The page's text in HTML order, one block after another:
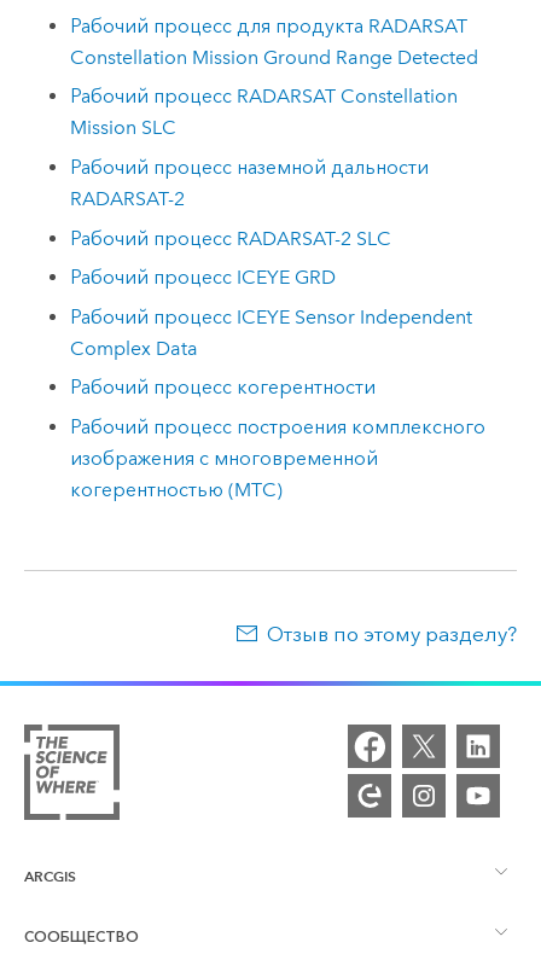
Рабочий процесс для продукта RADARSAT
Constellation Mission Ground Range Detected
Рабочий процесс RADARSAT Constellation
Mission SLC
Рабочий процесс наземной дальности
RADARSAT-2
Рабочий процесс RADARSAT-2 SLC
Рабочий процесс ICEYE GRD
Рабочий процесс ICEYE Sensor Independent
Complex Data
Рабочий процесс когерентности
Рабочий процесс построения комплексного
изображения с многовременной
когерентностью (MTC)
Отзыв по этому разделу?
ARCGIS
Обзор ArcGIS
СООБЩЕСТВО